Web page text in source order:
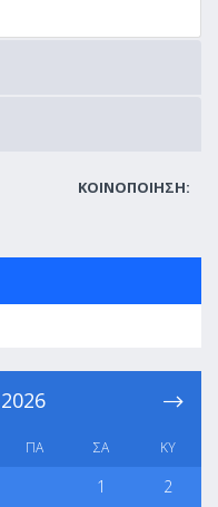
ΚΟΙΝΟΠΟΙΗΣΗ:
2026
ΠΑ ΣΑ ΚΥ
1
2